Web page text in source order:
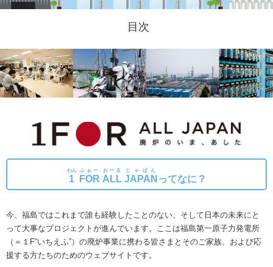
目次
1
わん
FOR
ふぉー
ALL
おーる
JAPAN
じゃぱん
ってなに？
今、福島ではこれまで誰も経験したことのない、そして日本の未来にと
って大事なプロジェクトが進んでいます。
ここは福島第一原子力発電所
（＝１F“いちえふ”）の廃炉事業に携わる皆さまとそのご家族、および応
援する方たちのためのウェブサイトです。